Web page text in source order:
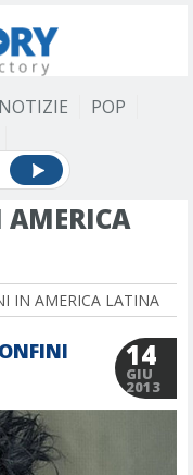
NOTIZIE
POP
IN AMERICA LATINA
14
GIU
2013